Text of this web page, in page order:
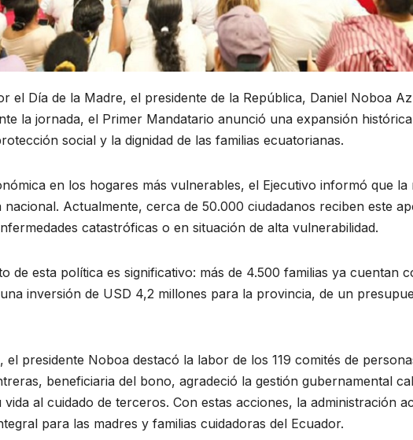
el Día de la Madre, el presidente de la República, Daniel Noboa
la jornada, el Primer Mandatario anunció una expansión
social y la dignidad de las familias ecuatorianas.
en los hogares más vulnerables, el Ejecutivo informó que
nacional. Actualmente, cerca de 50.000 ciudadanos reciben este
catastróficas o en situación de alta vulnerabilidad.
de esta política es significativo: más de 4.500 familias ya cuentan
inversión de USD 4,2 millones para la provincia, de un
presidente Noboa destacó la labor de los 119 comités de
beneficiaria del bono, agradeció la gestión gubernamental
al cuidado de terceros. Con estas acciones, la administración
para las madres y familias cuidadoras del Ecuador.